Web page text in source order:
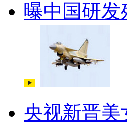
曝中国研发
央视新晋